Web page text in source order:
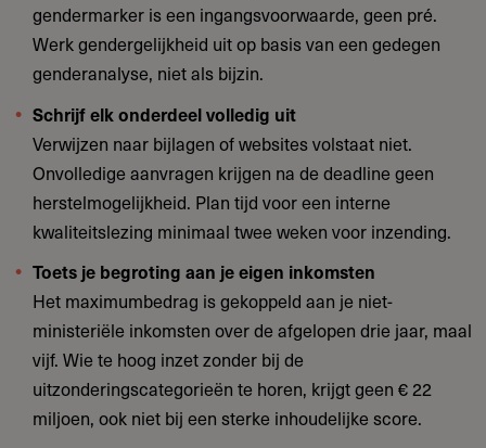
gendermarker is een ingangsvoorwaarde, geen pré.
Werk gendergelijkheid uit op basis van een gedegen
genderanalyse, niet als bijzin.
Schrijf elk onderdeel volledig uit
Verwijzen naar bijlagen of websites volstaat niet.
Onvolledige aanvragen krijgen na de deadline geen
herstelmogelijkheid. Plan tijd voor een interne
kwaliteitslezing minimaal twee weken voor inzending.
Toets je begroting aan je eigen inkomsten
Het maximumbedrag is gekoppeld aan je niet-
ministeriële inkomsten over de afgelopen drie jaar, maal
vijf. Wie te hoog inzet zonder bij de
uitzonderingscategorieën te horen, krijgt geen € 22
miljoen, ook niet bij een sterke inhoudelijke score.